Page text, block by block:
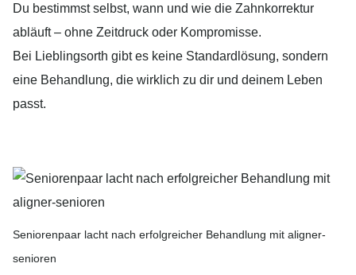
Du bestimmst selbst, wann und wie die Zahnkorrektur
abläuft – ohne Zeitdruck oder Kompromisse.
Bei Lieblingsorth gibt es keine Standardlösung, sondern
eine Behandlung, die wirklich zu dir und deinem Leben
passt.
Seniorenpaar lacht nach erfolgreicher Behandlung mit aligner-
senioren